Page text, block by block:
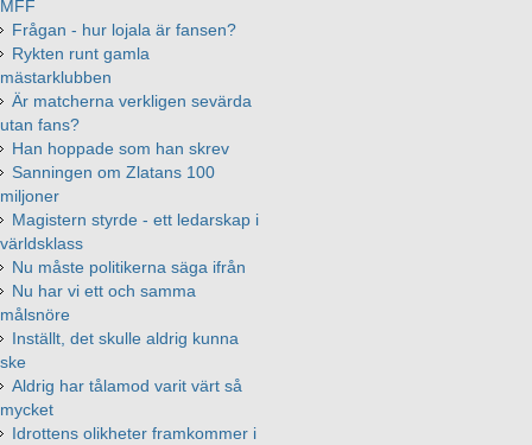
MFF
Frågan - hur lojala är fansen?
Rykten runt gamla
mästarklubben
Är matcherna verkligen sevärda
utan fans?
Han hoppade som han skrev
Sanningen om Zlatans 100
miljoner
Magistern styrde - ett ledarskap i
världsklass
Nu måste politikerna säga ifrån
Nu har vi ett och samma
målsnöre
Inställt, det skulle aldrig kunna
ske
Aldrig har tålamod varit värt så
mycket
Idrottens olikheter framkommer i